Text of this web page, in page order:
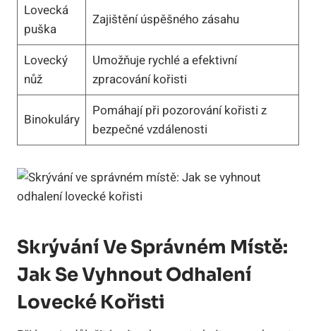
Lovecká
puška
Zajištění úspěšného zásahu
Lovecký
nůž
Umožňuje rychlé a efektivní
zpracování kořisti
Binokuláry
Pomáhají při pozorování kořisti z
bezpečné vzdálenosti
Skrývání Ve Správném Místě:
Jak Se Vyhnout Odhalení
Lovecké Kořisti